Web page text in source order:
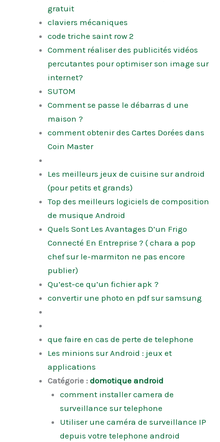
gratuit
claviers mécaniques
code triche saint row 2
Comment réaliser des publicités vidéos
percutantes pour optimiser son image sur
internet?
SUTOM
Comment se passe le débarras d une
maison ?
comment obtenir des Cartes Dorées dans
Coin Master
Les meilleurs jeux de cuisine sur android
(pour petits et grands)
Top des meilleurs logiciels de composition
de musique Android
Quels Sont Les Avantages D’un Frigo
Connecté En Entreprise ? ( chara a pop
chef sur le-marmiton ne pas encore
publier)
Qu’est-ce qu’un fichier apk ?
convertir une photo en pdf sur samsung
que faire en cas de perte de telephone
Les minions sur Android : jeux et
applications
Catégorie : domotique android
comment installer camera de
surveillance sur telephone
Utiliser une caméra de surveillance IP
depuis votre telephone android